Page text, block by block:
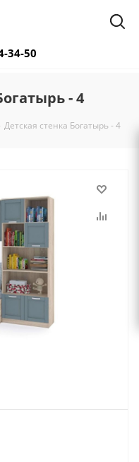
34-50
- 4
Детская стенка Богатырь - 4